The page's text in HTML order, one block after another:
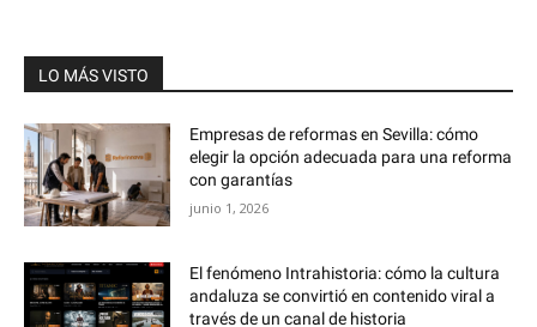
LO MÁS VISTO
Empresas de reformas en Sevilla: cómo
elegir la opción adecuada para una reforma
con garantías
junio 1, 2026
El fenómeno Intrahistoria: cómo la cultura
andaluza se convirtió en contenido viral a
través de un canal de historia